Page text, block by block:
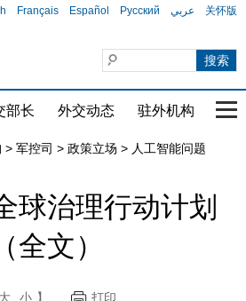
Français Español Русский عربي 关怀版
部长 外交动态 驻外机构 国
> 军控司 > 政策立场 > 人工智能问题
球治理行动计划
（全文）
大 小 】 打印